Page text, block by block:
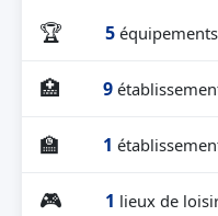
🏆 5
🏥 9
🏫 1
🎮 1 lieux de